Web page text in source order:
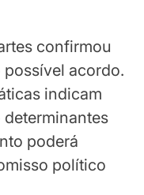
confirmou
acordo.
indicam
poderá
político